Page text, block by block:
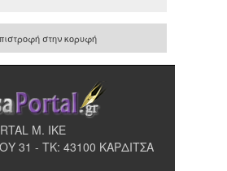
στην κορυφή
Μ. ΙΚΕ
31 - ΤΚ: 43100 ΚΑΡΔΙΤΣΑ